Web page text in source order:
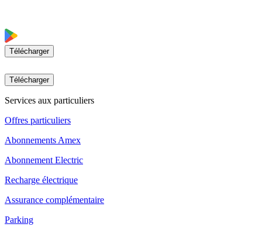
Télécharger
Télécharger
Services aux particuliers
Offres particuliers
Abonnements Amex
Abonnement Electric
Recharge électrique
Assurance complémentaire
Parking